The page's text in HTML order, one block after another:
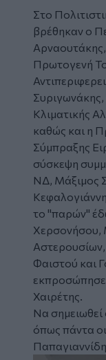
Στο
βρέθηκαν ο
Αρναουτάκης,
Πρωτογενή
Συριγωνάκης,
Κλιματικής
καθώς και η
Σύμπραξης
σύσκεψη
ΝΔ, Μάξιμος
το "παρών"
Χερσονήσου,
Φαιστού και
Χαιρέτης.
Να
όπως πάντα